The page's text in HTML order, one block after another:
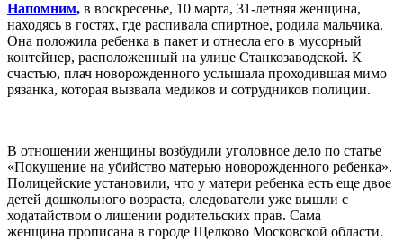
Напомним, в воскресенье, 10 марта, 31-летняя женщина,
находясь в гостях, где распивала спиртное, родила мальчика.
Она положила ребенка в пакет и отнесла его в мусорный
контейнер, расположенный на улице Станкозаводской. К
счастью, плач новорожденного услышала проходившая мимо
рязанка, которая вызвала медиков и сотрудников полиции.
В отношении женщины возбудили уголовное дело по статье
«Покушение на убийство матерью новорожденного ребенка».
Полицейские установили, что у матери ребенка есть еще двое
детей дошкольного возраста, следователи уже вышли с
ходатайством о лишении родительских прав. Сама
женщина прописана в городе Щелково Московской области.